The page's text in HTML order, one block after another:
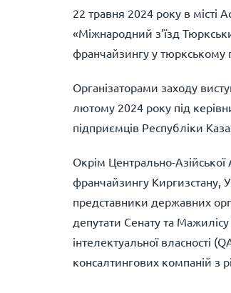
22 травня 2024 року в місті
«Міжнародний з’їзд
франчайзингу у тюркському
Організаторами заходу
лютому 2024 року під
підприємців Республіки
Окрім Центрально-Азійської
франчайзингу
представники державних
депутати Сенату та
інтелектуальної власності
консалтингових компаній з